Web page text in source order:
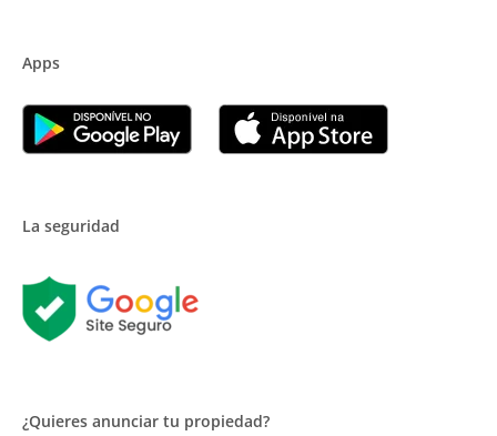
Apps
La seguridad
¿Quieres anunciar tu propiedad?